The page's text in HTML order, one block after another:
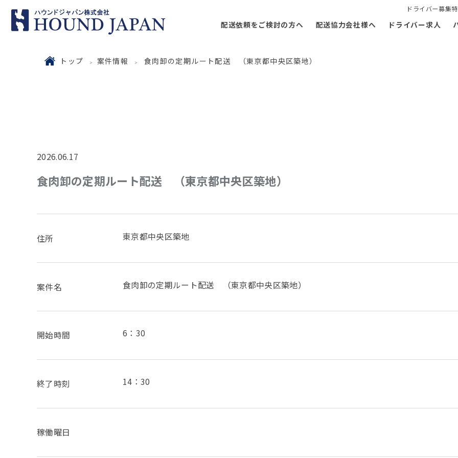
ドライバー募集
配送依頼をご検討の方へ 配送協力会社様へ ドライバー求人
トップ 案件情報 食肉卸の定期ルート配送 （東京都中央区築地）
2026.06.17
食肉卸の定期ルート配送 （東京都中央区築地）
住所 東京都中央区築地
案件名 食肉卸の定期ルート配送 （東京都中央区築地）
開始時間 6：30
終了時刻 14：30
稼働曜日